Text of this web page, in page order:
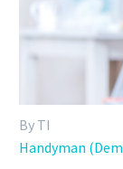
By TI
Handyman